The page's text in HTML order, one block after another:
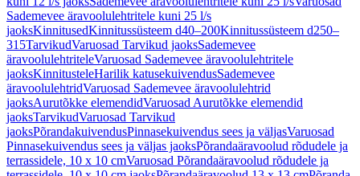
Sademevee äravoolulehtritele kuni 25 l/s
jaoksKinnitusedKinnitussüsteem d40–200Kinnitussüsteem d250–
315TarvikudVaruosad Tarvikud jaoksSademevee
äravoolulehtriteleVaruosad Sademevee äravoolulehtritele
jaoksKinnitusteleHarilik katusekuivendusSademevee
äravoolulehtridVaruosad Sademevee äravoolulehtrid
jaoksAurutõkke elemendidVaruosad Aurutõkke elemendid
jaoksTarvikudVaruosad Tarvikud
jaoksPõrandakuivendusPinnasekuivendus sees ja väljasVaruosad
Pinnasekuivendus sees ja väljas jaoksPõrandaäravoolud rõdudele ja
terrassidele, 10 x 10 cmVaruosad Põrandaäravoolud rõdudele ja